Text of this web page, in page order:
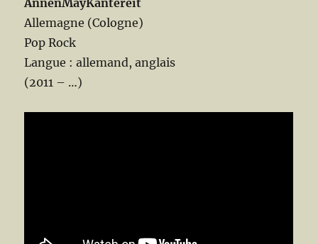
Allemagne (Cologne)
Pop Rock
Langue : allemand, anglais
(2011 – …)